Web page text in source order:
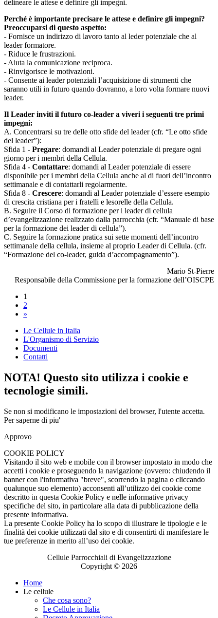
delineare le attese e definire gli impegni.
Perché è importante precisare le attese e definire gli impegni?
Preoccuparsi di questo aspetto:
- Fornisce un indirizzo di lavoro tanto al leder potenziale che al
leader formatore.
- Riduce le frustrazioni.
- Aiuta la comunicazione reciproca.
- Rinvigorisce le motivazioni.
- Consente ai leader potenziali l’acquisizione di strumenti che
saranno utili in futuro quando dovranno, a loro volta formare nuovi
leader.
Il Leader inviti il futuro co-leader a viveri i seguenti tre primi
impegni:
A. Concentrarsi su tre delle otto sfide del leader (cfr. “Le otto sfide
del leader”):
Sfida 1 - Pregare: domandi al Leader potenziale di pregare ogni
giorno per i membri della Cellula.
Sfida 4 - Contattare: domandi al Leader potenziale di essere
disponibile per i membri della Cellula anche al di fuori dell’incontro
settimanale e di contattarli regolarmente.
Sfida 8 - Crescere: domandi al Leader potenziale d’essere esempio
di crescita cristiana per i fratelli e lesorelle della Cellula.
B. Seguire il Corso di formazione per i leader di cellula
d’evangelizzazione realizzato dalla parrocchia (cfr. “Manuale di base
per la formazione dei leader di cellula”).
C. Seguire la formazione pratica sui sette momenti dell’incontro
settimanale della cellula, insieme al proprio Leader di Cellula. (cfr.
“Formazione del co-leader, guida d’accompagnamento”).
Mario St-Pierre
Responsabile della Commissione per la formazione dell’OISCPE
1
2
»
Le Cellule in Italia
L'Organismo di Servizio
Documenti
Contatti
NOTA! Questo sito utilizza i cookie e
tecnologie simili.
Se non si modificano le impostazioni del browser, l'utente accetta.
Per saperne di piu'
Approvo
COOKIE POLICY
Visitando il sito web e mobile con il browser impostato in modo che
accetti i cookie e proseguendo la navigazione (ovvero: chiudendo il
banner con l'informativa "breve", scorrendo la pagina o cliccando
qualunque suo elemento) acconsenti all’utilizzo dei cookie come
descritto in questa Cookie Policy e nelle informative privacy
specifiche del sito, in particolare alla data di pubblicazione della
presente informativa.
La presente Cookie Policy ha lo scopo di illustrare le tipologie e le
finalità dei cookie utilizzati dal sito e di consentirti di manifestare le
tue preferenze in merito all’uso dei cookie.
Cellule Parrocchiali di Evangelizzazione
Copyright © 2026
Home
Le cellule
Che cosa sono?
Le Cellule in Italia